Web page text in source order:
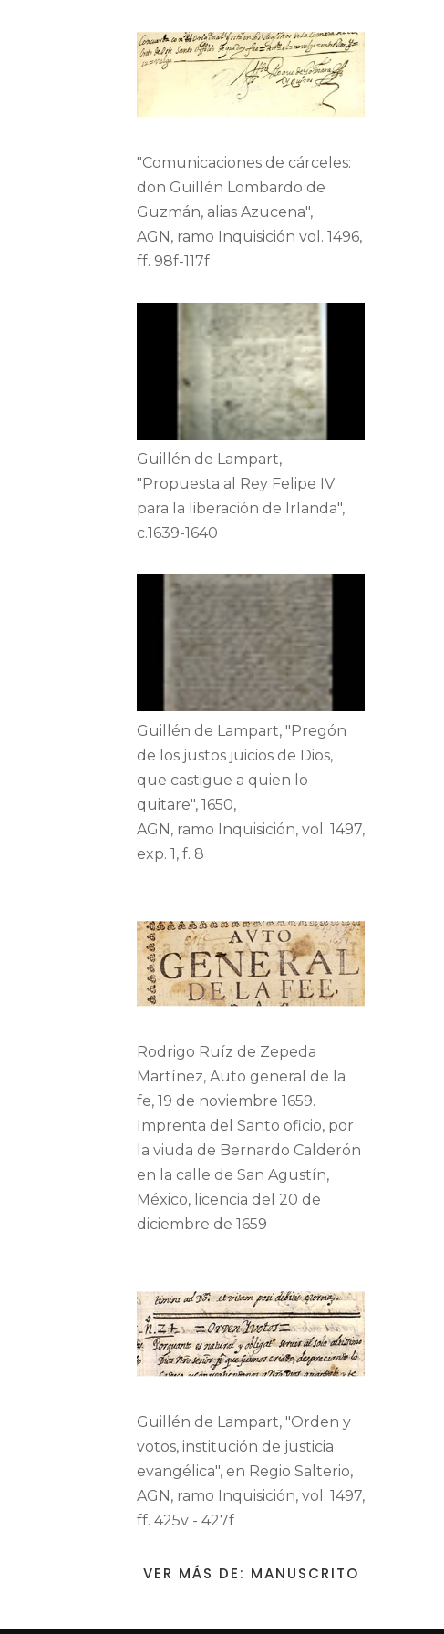
"Comunicaciones de cárceles:
don Guillén Lombardo de
Guzmán, alias Azucena",
AGN, ramo Inquisición vol. 1496,
ff. 98f-117f
Guillén de Lampart,
"Propuesta al Rey Felipe IV
para la liberación de Irlanda",
c.1639-1640
Guillén de Lampart, "Pregón
de los justos juicios de Dios,
que castigue a quien lo
quitare", 1650,
AGN, ramo Inquisición, vol. 1497,
exp. 1, f. 8
Rodrigo Ruíz de Zepeda
Martínez, Auto general de la
fe, 19 de noviembre 1659.
Imprenta del Santo oficio, por
la viuda de Bernardo Calderón
en la calle de San Agustín,
México, licencia del 20 de
diciembre de 1659
Guillén de Lampart, "Orden y
votos, institución de justicia
evangélica", en Regio Salterio,
AGN, ramo Inquisición, vol. 1497,
ff. 425v - 427f
VER MÁS DE: MANUSCRITO